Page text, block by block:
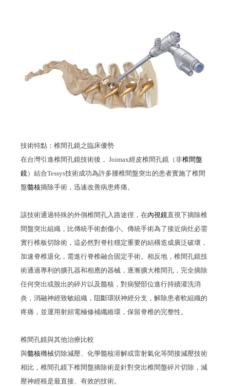
技術特點：椎間孔鏡之臨床優勢
在台灣引進椎間孔鏡技術後， Joimax經皮椎間孔鏡（非椎間盤
鏡）結合Tessys技術成功為許多腰椎間盤突出的患者實施了椎間
盤髓核摘除手術，迅速改善病患疼痛。
該技術通過特殊的外側椎間孔入路途徑，在內視鏡直視下摘除椎
間盤突出組織，比傳統手術創傷小。傳統手術為了接近病灶必需
實行椎板切除術，這必然對脊柱穩定重要的結構造成廣泛破壞，
加速脊椎退化，需進行脊椎融合固定手術。相反地，椎間孔鏡技
術通過專利的擴孔器和相應的器械，逐漸擴大椎間孔，完全摘除
任何突出或脫出的碎片以及髓核，對病變部位進行持續灌洗消
炎，消融神經致敏組織，阻斷環狀神經分支，解除患者軟組織的
疼痛，並運用射頻電極修補纖維環，保留脊椎的完整性。
椎間孔鏡與其他治療比較
與髓核機械切除減壓、化學髓核溶解或雷射氣化等間接減壓技術
相比，椎間孔鏡下椎間盤摘除術是針對突出椎間盤碎片切除，減
壓神經根是最直接、有效的技術。